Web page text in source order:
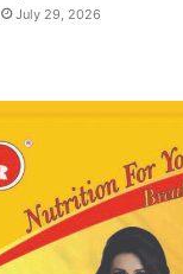
July 29, 2026